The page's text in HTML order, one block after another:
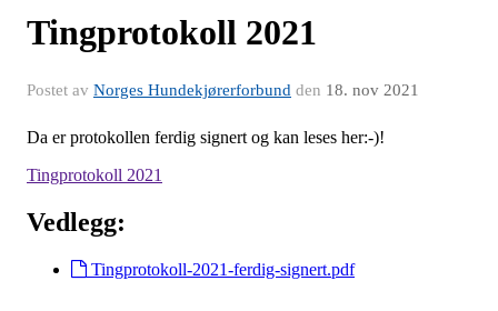
Tingprotokoll 2021
Postet av Norges Hundekjørerforbund den 18. nov 2021
Da er protokollen ferdig signert og kan leses her:-)!
Tingprotokoll 2021
Vedlegg:
Tingprotokoll-2021-ferdig-signert.pdf